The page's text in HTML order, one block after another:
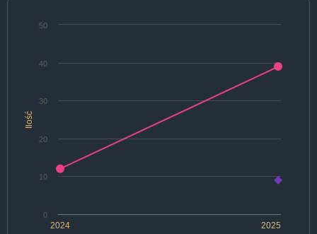
Ilość
2024 2025
10
20
30
40
0
50